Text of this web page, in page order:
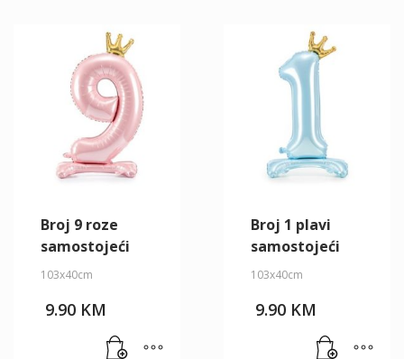
Broj 9 roze
samostojeći
103x40cm
9.90 KM
Broj 1 plavi
samostojeći
103x40cm
9.90 KM